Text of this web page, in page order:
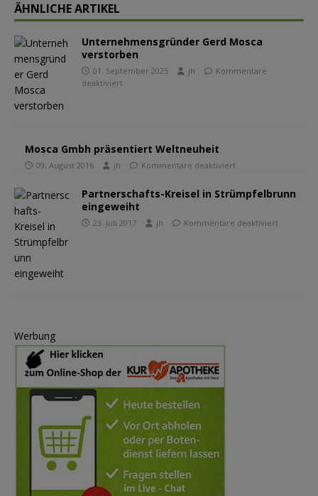
ÄHNLICHE ARTIKEL
Unternehmensgründer Gerd Mosca
verstorben
01. September 2025 jh
Kommentare
deaktiviert
Mosca Gmbh präsentiert Weltneuheit
09. August 2016 jh Kommentare deaktiviert
Partnerschafts-Kreisel in Strümpfelbrunn
eingeweiht
23. Juli 2017 jh Kommentare deaktiviert
Werbung